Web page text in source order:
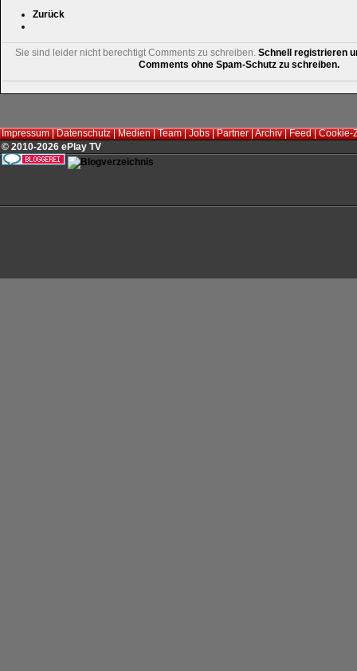
Zurück
Sie sind leider nicht berechtigt Comments zu schreiben. Schnell registrieren
Comments ohne Spam-Schutz zu schreiben.
Impressum|Datenschutz|Medien|Team|Jobs|Partner|Archiv|Feed|Cookie-
© 2010-2026 ePlay TV